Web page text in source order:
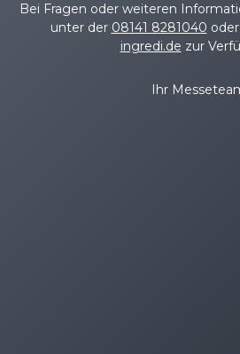
Bei Fragen oder weiteren
unter der 08141 8281040 oder
ingredi.de zur
Ihr